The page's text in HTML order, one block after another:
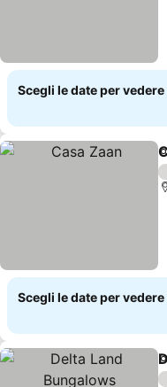
Scegli le date per
Scegli le date per